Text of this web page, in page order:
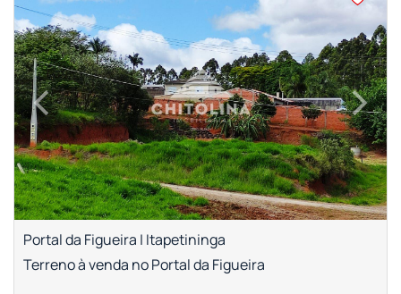
‹Previous ›
Next
Portal da Figueira | Itapetininga
Terreno à venda no Portal da Figueira